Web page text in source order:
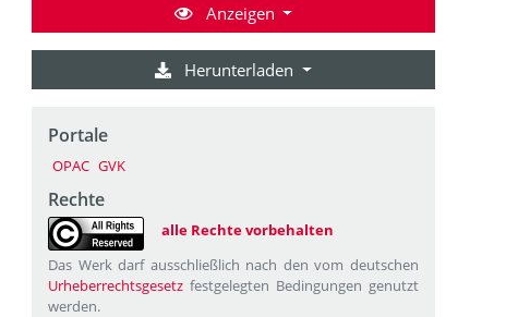
Anzeigen
Herunterladen
Portale
OPAC GVK
Rechte
alle Rechte vorbehalten
Das Werk darf ausschließlich nach den vom deutschen
Urheberrechtsgesetz festgelegten Bedingungen genutzt
werden.